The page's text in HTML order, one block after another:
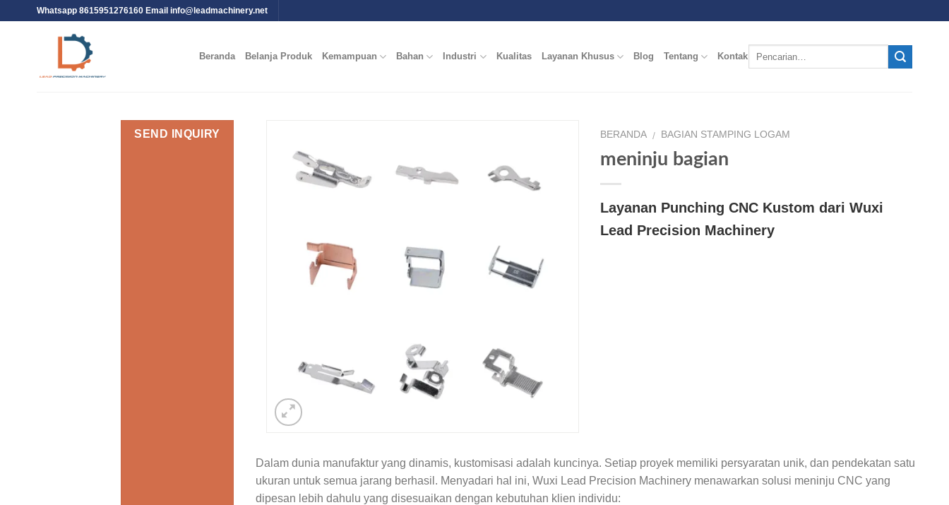
Whatsapp 8615951276160 Email info@leadmachinery.net
Beranda Belanja Produk Kemampuan Bahan Industri Kualitas Layanan Khusus Blog Tentang Kontak
BERANDA / BAGIAN STAMPING LOGAM
meninju bagian
Layanan Punching CNC Kustom dari Wuxi
Lead Precision Machinery
Dalam dunia manufaktur yang dinamis, kustomisasi adalah kuncinya. Setiap proyek memiliki persyaratan unik, dan pendekatan satu
ukuran untuk semua jarang berhasil. Menyadari hal ini, Wuxi Lead Precision Machinery menawarkan solusi meninju CNC yang
dipesan lebih dahulu yang disesuaikan dengan kebutuhan klien individu:
SEND INQUIRY